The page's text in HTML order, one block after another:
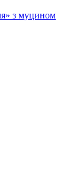
з муцином